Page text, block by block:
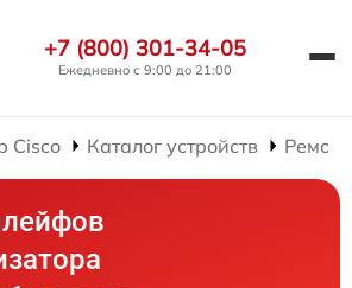
+7 (800) 301-34-05
Ежедневно с 9:00 до 21:00
Cisco Каталог устройств